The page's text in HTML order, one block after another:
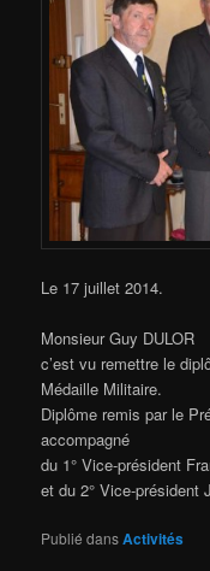
Le 17 juillet 2014.
Monsieur Guy DULOR
c’est vu remettre le
Médaille Militaire.
Diplôme remis par le
accompagné
du 1° Vice-président
et du 2° Vice-président
Publié dansActivités